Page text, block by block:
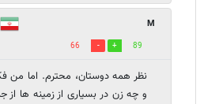
M
89
66
نظر همه دوستان، محترم. اما من
و چه زن در بسیاری از زمینه ها از